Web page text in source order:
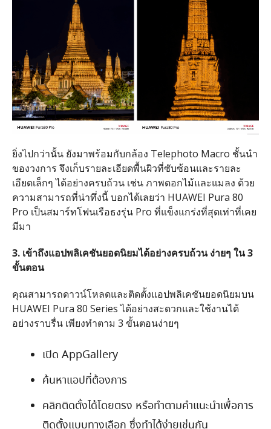
ยิ่งไปกว่านั้น ยังมาพร้อมกับกล้อง Telephoto Macro ชั้นนำ
ของวงการ จึงเก็บรายละเอียดพื้นผิวที่ซับซ้อนและรายละ
เอียดเล็กๆ ได้อย่างครบถ้วน เช่น ภาพดอกไม้และแมลง ด้วย
ความสามารถที่น่าทึ่งนี้ บอกได้เลยว่า HUAWEI Pura 80
Pro เป็นสมาร์ทโฟนเรือธงรุ่นPro ที่แข็งแกร่งที่สุดเท่าที่เคย
มีมา
3. เข้าถึงแอปพลิเคชันยอดนิยมได้อย่างครบถ้วน ง่ายๆ ใน3
ขั้นตอน
คุณสามารถดาวน์โหลดและติดตั้งแอปพลิเคชันยอดนิยมบน
HUAWEI Pura 80 Seriesได้อย่างสะดวกและใช้งานได้
อย่างราบรื่น เพียงทำตาม 3 ขั้นตอนง่ายๆ
เปิด AppGallery
ค้นหาแอปที่ต้องการ
คลิกติดตั้งได้โดยตรง หรือทำตามคำแนะนำเพื่อการ
ติดตั้งแบบทางเลือก ซึ่งทำได้ง่ายเช่นกัน